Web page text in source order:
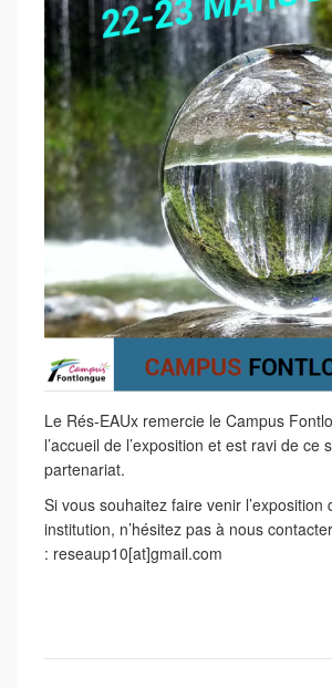
Le Rés-EAUx remercie le Campus
l’accueil de l’exposition et est ravi de ce
partenariat.
Si vous souhaitez faire venir l’exposition
institution, n’hésitez pas à nous
: reseaup10[at]gmail.com